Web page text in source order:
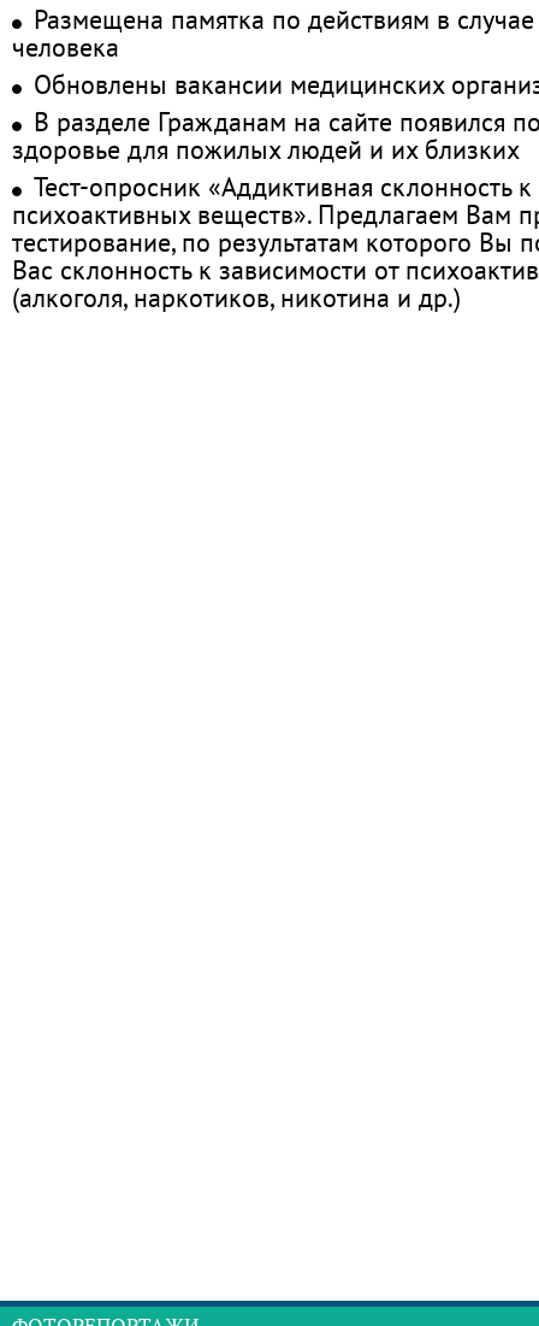
Размещена памятка по действиям в
человека
Обновлены вакансии медицинских
В разделе Гражданам на сайте появился
здоровье для пожилых людей и их близких
Тест-опросник «Аддиктивная склонность
психоактивных веществ». Предлагаем Вам
тестирование, по результатам которого Вы
Вас склонность к зависимости от
(алкоголя, наркотиков, никотина и др.)